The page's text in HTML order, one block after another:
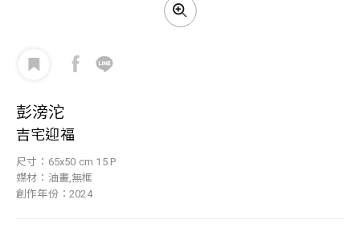
彭滂沱
吉宅迎福
尺寸：65x50 cm 15 P
媒材：油畫,無框
創作年份：2024